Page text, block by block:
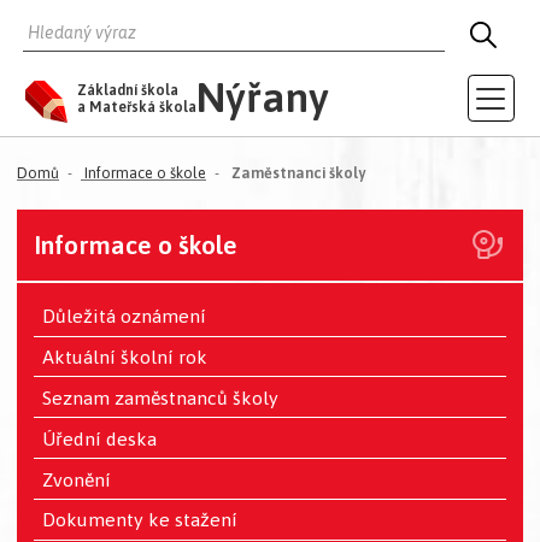
HLEDAT
Základní škola
a Mateřská škola Nýřany
Domů Informace o škole Zaměstnanci školy(aktuální)
Informace o škole
Důležitá oznámení
Aktuální školní rok
Seznam zaměstnanců školy
Úřední deska
Zvonění
Dokumenty ke stažení